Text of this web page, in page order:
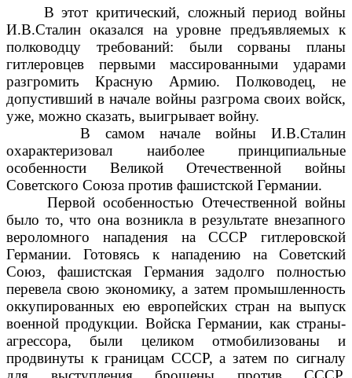
В этот критический, сложный период войны
И.В.Сталин оказался на уровне предъявляемых к
полководцу требований: были сорваны планы
гитлеровцев первыми массированными ударами
разгромить Красную Армию. Полководец, не
допустивший в начале войны разгрома своих войск,
уже, можно сказать, выигрывает войну.
В самом начале войны И.В.Сталин
охарактеризовал наиболее принципиальные
особенности Великой Отечественной войны
Советского Союза против фашистской Германии.
Первой особенностью Отечественной войны
было то, что она возникла в результате внезапного
вероломного нападения на СССР гитлеровской
Германии. Готовясь к нападению на Советский
Союз, фашистская Германия задолго полностью
перевела свою экономику, а затем промышленность
оккупированных ею европейских стран на выпуск
военной продукции. Войска Германии, как страны-
агрессора, были целиком отмобилизованы и
продвинуты к границам СССР, а затем по сигналу